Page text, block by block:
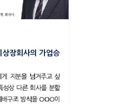
장회사의 가업승
지분을 넘겨주고 싶
성상 다른 회사를 분할
구조 방식을 OOO이